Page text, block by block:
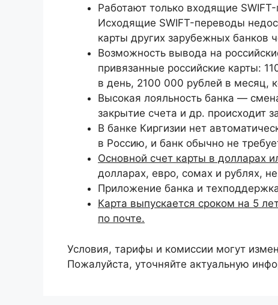
Работают только входящие
Исходящие SWIFT-переводы
карты других зарубежных банков
Возможность вывода на
привязанные российские карты:
в день, 2100 000 рублей в месяц,
Высокая лояльность банка —
закрытие счета и др. происходит
В банке Киргизии нет
в Россию, и банк обычно не
Основной счет карты в долларах
долларах, евро, сомах и рублях,
Приложение банка и
Карта выпускается сроком на 5
по почте.
Условия, тарифы и комиссии могут
Пожалуйста, уточняйте актуальную